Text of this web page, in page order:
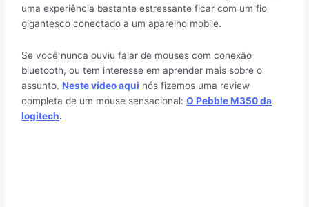
uma experiência bastante estressante ficar com um fio
gigantesco conectado a um aparelho mobile.
Se você nunca ouviu falar de mouses com conexão
bluetooth, ou tem interesse em aprender mais sobre o
assunto.Neste vídeo aqui nós fizemos uma review
completa de um mouse sensacional:O Pebble M350 da
logitech.